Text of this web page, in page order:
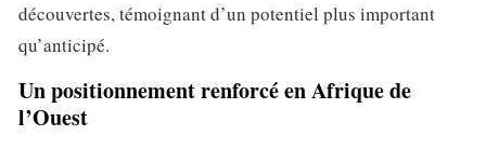
découvertes, témoignant d’un potentiel plus important
qu’anticipé.
Un positionnement renforcé en Afrique de
l’Ouest